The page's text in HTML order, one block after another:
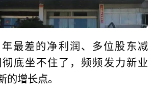
最差的净利润、多位股东减
底坐不住了，频频发力新业
增长点。